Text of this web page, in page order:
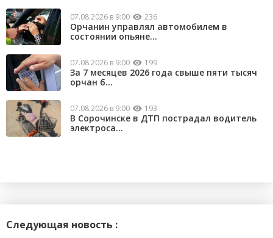
07.08.2026 в 9:00 236
Орчанин управлял автомобилем в
состоянии опьяне...
07.08.2026 в 9:00 199
За 7 месяцев 2026 года свыше пяти тысяч
орчан б...
07.08.2026 в 9:00 193
В Сорочинске в ДТП пострадал водитель
электроса...
Следующая новость :